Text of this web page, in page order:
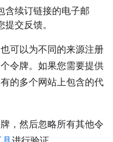
含续订链接的电子邮
交反馈。
可以为不同的来源注册
令牌。如果您需要提供
的多个网站上包含的代
，然后忽略所有其他令